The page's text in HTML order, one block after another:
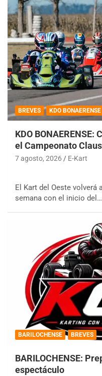
BREVES KDO BONAERENSE
KDO
el Campeonato
7 agosto, 2026 E-Kart
El Kart del Oeste volverá
semana con el inicio del…
BARILOCHENSE BREVES
BARILOCHENSE:
espectáculo